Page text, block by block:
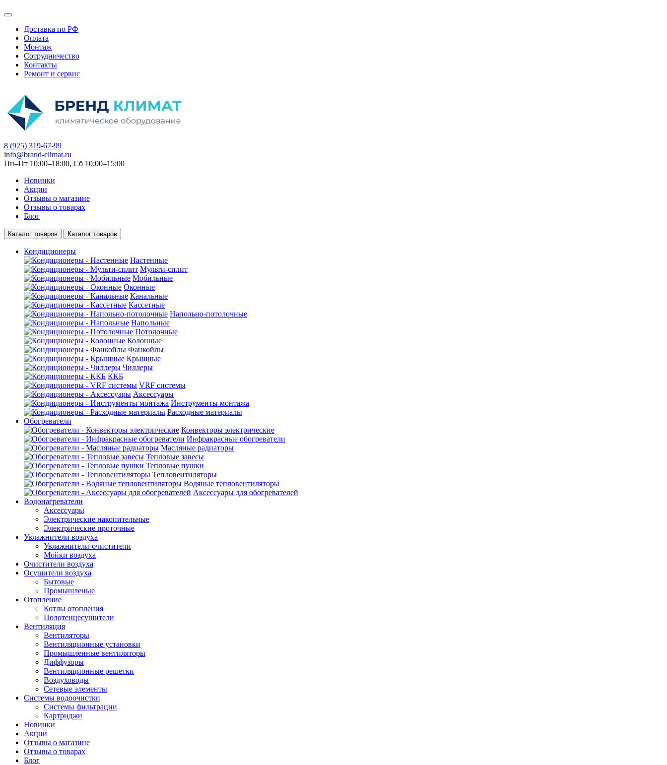
Доставка по РФ
Оплата
Монтаж
Сотрудничество
Контакты
Ремонт и сервис
8 (925) 319-67-99
info@brand-climat.ru
Пн–Пт 10:00–18:00, Сб 10:00–15:00
Новинки
Акции
Отзывы о магазине
Отзывы о товарах
Блог
Каталог товаров Каталог товаров
Кондиционеры
Настенные
Мульти-сплит
Мобильные
Оконные
Канальные
Кассетные
Напольно-потолочные
Напольные
Потолочные
Колонные
Фанкойлы
Крышные
Чиллеры
ККБ
VRF системы
Аксессуары
Инструменты монтажа
Расходные материалы
Обогреватели
Конвекторы электрические
Инфракрасные обогреватели
Масляные радиаторы
Тепловые завесы
Тепловые пушки
Тепловентиляторы
Водяные тепловентиляторы
Аксессуары для обогревателей
Водонагреватели
Аксессуары
Электрические накопительные
Электрические проточные
Увлажнители воздуха
Увлажнители-очистители
Мойки воздуха
Очистители воздуха
Осушители воздуха
Бытовые
Промышленые
Отопление
Котлы отопления
Полотенцесушители
Вентиляция
Вентиляторы
Вентиляционные установки
Промышленные вентиляторы
Диффузоры
Вентиляционные решетки
Воздуховоды
Сетевые элементы
Системы водоочистки
Системы фильтрации
Картриджи
Новинки
Акции
Отзывы о магазине
Отзывы о товарах
Блог